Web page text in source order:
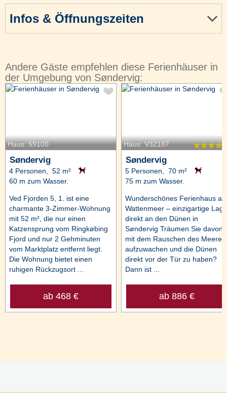
Infos & Öffnungszeiten
Andere Gäste empfehlen diese Ferienhäuser in
der Umgebung von Søndervig:
Haus: 59100
Søndervig
4 Personen, 52 m²
60 m zum Wasser.
Ved Fjorden 5, 1. ist eine
charmante 3-Zimmer-Wohnung
mit 52 m², die nur einen
Katzensprung vom Ringkøbing
Fjord und nur 2 Gehminuten
vom Marktplatz entfernt liegt.
Die Wohnung bietet einen
ruhigen Rückzugsort ...
ab 468 €
Haus: V32187
Søndervig
5 Personen, 70 m²
75 m zum Wasser.
Wunderschönes Ferienhaus
Wattenmeer – einzigartige Lage
direkt an den Dünen in
Søndervig Träumen Sie davon,
mit dem Rauschen des Meeres
aufzuwachen und die Dünen
direkt vor der Tür zu haben?
Dann ist ...
ab 886 €